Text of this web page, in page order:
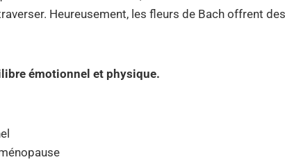
Heureusement, les fleurs de Bach offrent des
émotionnel et physique.